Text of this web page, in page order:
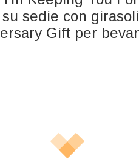
sedie con
Gift per